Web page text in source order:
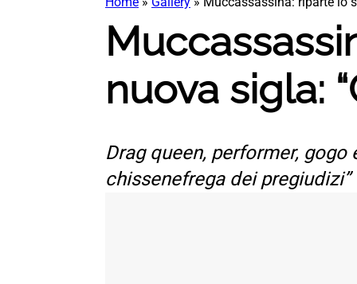
nuova sigla:
Drag queen, performer,
chissenefrega dei pregiudizi”